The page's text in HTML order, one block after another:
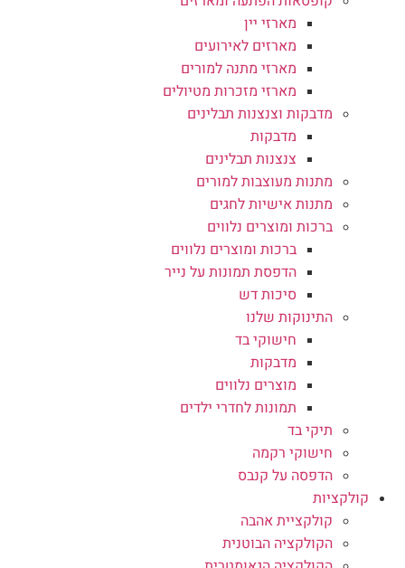
מארזי יין
מארזים לאירועים
מארזי מתנה למורים
מארזי מזכרות מטיולים
מדבקות וצנצנות תבלינים
מדבקות
צנצנות תבלינים
מתנות מעוצבות למורים
מתנות אישיות לחגים
ברכות ומוצרים נלווים
ברכות ומוצרים נלווים
הדפסת תמונות על נייר
סיכות דש
התינוקות שלנו
חישוקי בד
מדבקות
מוצרים נלווים
תמונות לחדרי ילדים
תיקי בד
חישוקי רקמה
הדפסה על קנבס
קולקציות
קולקציית אהבה
הקולקציה הבוטנית